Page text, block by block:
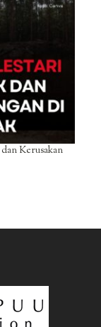
Kerusakan